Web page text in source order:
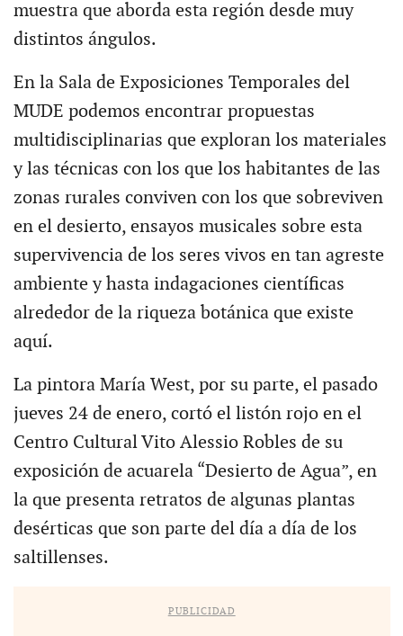
muestra que aborda esta región desde muy
distintos ángulos.
En la Sala de Exposiciones Temporales del
MUDE podemos encontrar propuestas
multidisciplinarias que exploran los materiales
y las técnicas con los que los habitantes de las
zonas rurales conviven con los que sobreviven
en el desierto, ensayos musicales sobre esta
supervivencia de los seres vivos en tan agreste
ambiente y hasta indagaciones científicas
alrededor de la riqueza botánica que existe
aquí.
La pintora María West, por su parte, el pasado
jueves 24 de enero, cortó el listón rojo en el
Centro Cultural Vito Alessio Robles de su
exposición de acuarela “Desierto de Agua”, en
la que presenta retratos de algunas plantas
desérticas que son parte del día a día de los
saltillenses.
PUBLICIDAD